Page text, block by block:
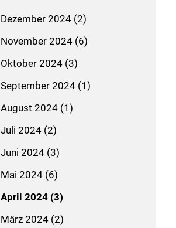
Dezember 2024 (2)
November 2024 (6)
Oktober 2024 (3)
September 2024 (1)
August 2024 (1)
Juli 2024 (2)
Juni 2024 (3)
Mai 2024 (6)
April 2024 (3)
März 2024 (2)